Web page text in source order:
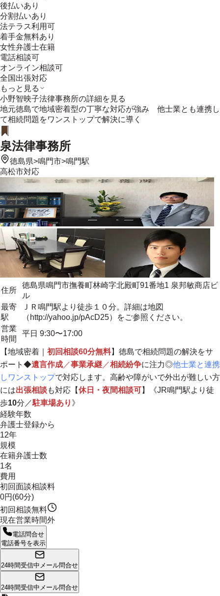
後払いあり
分割払いあり
法テラス利用可
着手金無料あり
女性弁護士在籍
電話相談可
オンライン相談可
全国出張対応
もっと見る
小野智映子法律事務所の詳細を見る
地元徳島で地域密着型の丁寧な対応が強み 他士業とも連携し
て相続問題をワンストップで解決に導く
泉法律事務所
徳島県>鳴門市>鳴門駅
高松市対応
住所
徳島県鳴門市撫養町林崎字北殿町91番地1 泉邦敏商店ビ
ル
最寄
駅
ＪＲ鳴門駅より徒歩１０分。詳細は地図
（http://yahoo.jp/pAcD25）をご参照ください。
営業
時間
平日 9:30〜17:00
【地域密着 初回相談60分無料】徳島で相続問題の解決をサ
ポート◆遺言作成 ／事業承継 ／相続紛争に注力◎他士業と連携
しワンストップで対応します。高齢や障がいで外出が難しい方
には出張相談も対応【休日・夜間相談可】《JR鳴門駅より徒
歩10分／駐車場あり 》
経験年数
弁護士登録から
12年
規模
在籍弁護士数
1名
費用
初回面談相談料
0円(60分)
初回相談無料
現在営業時間外
電話問合せ
電話番号を表示
24時間受信中 メール問合せ
24時間受信中 メール問合せ